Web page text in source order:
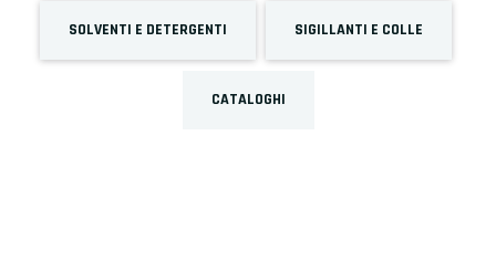
SOLVENTI E DETERGENTI SIGILLANTI E COLLE
CATALOGHI